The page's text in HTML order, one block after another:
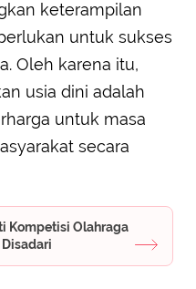
keterampilan
untuk sukses
Oleh karena itu,
usia dini adalah
untuk masa
secara
Kompetisi Olahraga